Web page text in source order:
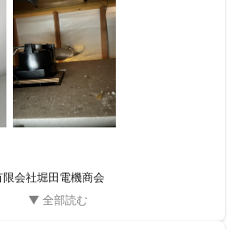
限会社堀田電機商会